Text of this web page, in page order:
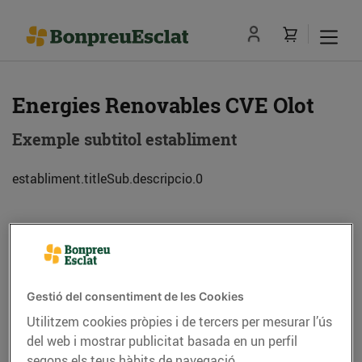
Energies Renovables CVE Olot
Exemple subtitol establiment
establiment.titleSub.descripcio.0
Adreça
Telèfon Trucar-hi
Gestió del consentiment de les Cookies
Utilitzem cookies pròpies i de tercers per mesurar l’ús
del web i mostrar publicitat basada en un perfil